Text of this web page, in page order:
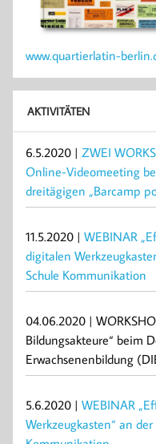
www.quartierlatin-
AKTIVITÄTEN
6.5.2020 | ZWEI
Online-Videomeeting
dreitägigen „Barcamp
11.5.2020 | WEBINAR
digitalen
Schule Kommunikation
04.06.2020 |
Bildungsakteure“ beim
Erwachsenenbildung
5.6.2020 | WEBINAR
Werkzeugkasten“ an